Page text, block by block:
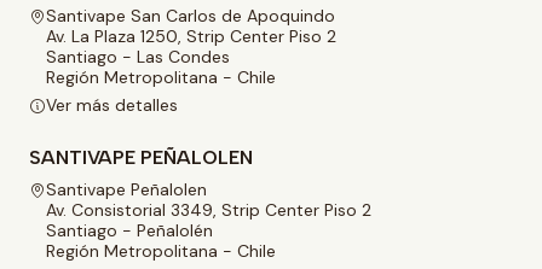
Santivape San Carlos de Apoquindo
Av. La Plaza 1250, Strip Center Piso 2
Santiago - Las Condes
Región Metropolitana - Chile
Ver más detalles
SANTIVAPE PEÑALOLEN
Santivape Peñalolen
Av. Consistorial 3349, Strip Center Piso 2
Santiago - Peñalolén
Región Metropolitana - Chile